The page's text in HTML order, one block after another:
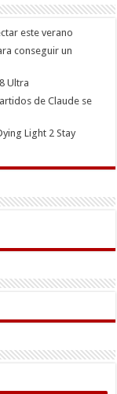
este verano
conseguir un
Ultra
de Claude se
Light 2 Stay